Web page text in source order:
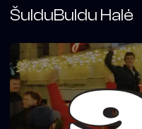
ŠulduBuldu Halė